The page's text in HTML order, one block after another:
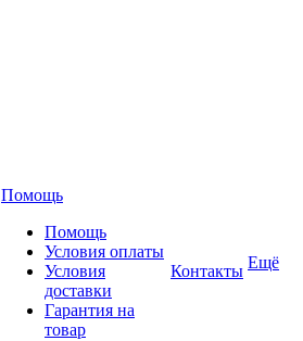
Помощь
Помощь
Условия оплаты
Условия
доставки
Гарантия на
товар
Контакты Ещё